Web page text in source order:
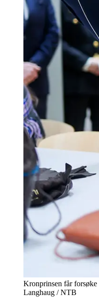
Kronprinsen får forsøke
Langhaug / NTB